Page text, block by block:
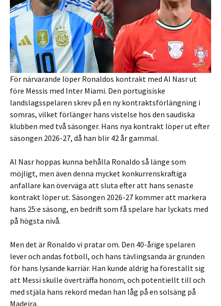
För närvarande löper Ronaldos kontrakt med Al Nasr ut
före Messis med Inter Miami. Den portugisiske
landslagsspelaren skrev på en ny kontraktsförlängning i
somras, vilket förlänger hans vistelse hos den saudiska
klubben med två säsonger. Hans nya kontrakt löper ut efter
säsongen 2026-27, då han blir 42 år gammal.
Al Nasr hoppas kunna behålla Ronaldo så länge som
möjligt, men även denna mycket konkurrenskraftiga
anfallare kan överväga att sluta efter att hans senaste
kontrakt löper ut. Säsongen 2026-27 kommer att markera
hans 25:e säsong, en bedrift som få spelare har lyckats med
på högsta nivå.
Men det är Ronaldo vi pratar om. Den 40-årige spelaren
lever och andas fotboll, och hans tävlingsanda är grunden
för hans lysande karriär. Han kunde aldrig ha föreställt sig
att Messi skulle överträffa honom, och potentiellt till och
med stjäla hans rekord medan han låg på en solsäng på
Madeira.